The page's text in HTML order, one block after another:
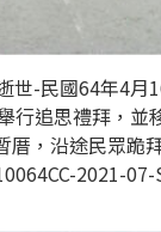
世-民國64年4月
行追思禮拜，並
厝，沿途民眾跪
2021-